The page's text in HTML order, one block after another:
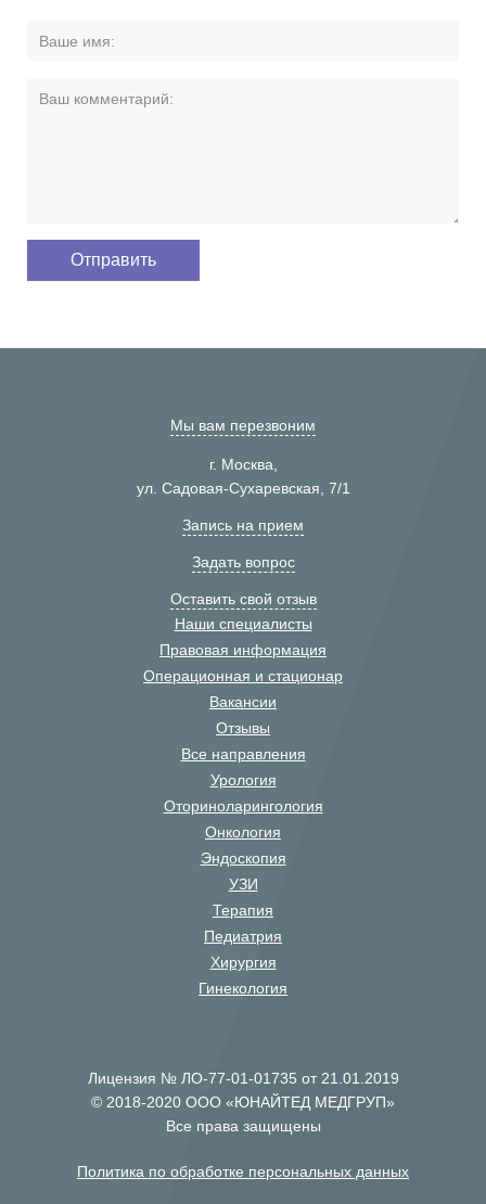
Мы вам перезвоним
г. Москва,
ул. Садовая-Сухаревская, 7/1
Запись на прием
Задать вопрос
Оставить свой отзыв
Наши специалисты
Правовая информация
Операционная и стационар
Вакансии
Отзывы
Все направления
Урология
Оториноларингология
Онкология
Эндоскопия
УЗИ
Терапия
Педиатрия
Хирургия
Гинекология
Лицензия № ЛО-77-01-01735 от 21.01.2019
© 2018-2020 ООО «ЮНАЙТЕД МЕДГРУП»
Все права защищены
Политика по обработке персональных данных